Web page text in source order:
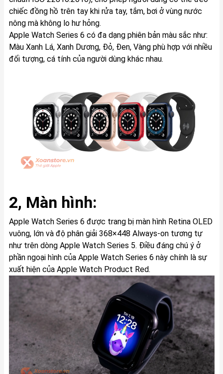
chiếc đồng hồ trên tay khi rửa tay, tắm, bơi ở vùng nước
nông mà không lo hư hỏng.
Apple Watch Series 6 có đa dạng phiên bản màu sắc như:
Màu Xanh Lá, Xanh Dương, Đỏ, Đen, Vàng phù hợp với nhiều
đối tượng, cá tính của người dùng khác nhau.
2, Màn hình:
Apple Watch Series 6 được trang bị màn hình Retina OLED
vuông, lớn và độ phân giải 368×448 Always-on tương tự
như trên dòng Apple Watch Series 5. Điều đáng chú ý ở
phần ngoại hình của Apple Watch Series 6 này chính là sự
xuất hiện của Apple Watch Product Red.